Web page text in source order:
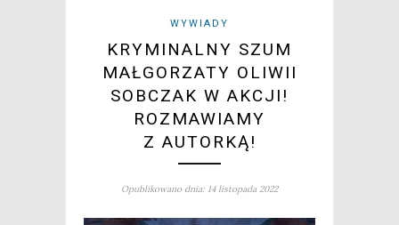
WYWIADY
KRYMINALNY SZUM
MAŁGORZATY OLIWII
SOBCZAK W AKCJI!
ROZMAWIAMY
Z AUTORKĄ!
Opublikowano dnia: 14 listopada 2022